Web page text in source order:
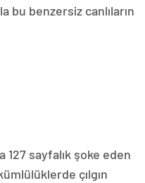
bu benzersiz canlıların
127 sayfalık şoke eden
çılgın